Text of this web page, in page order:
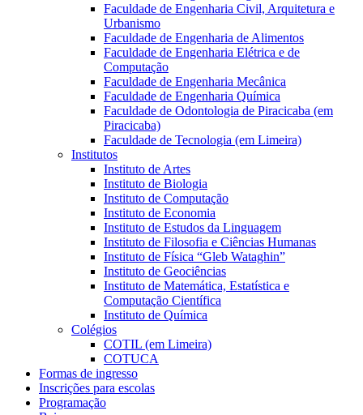
Faculdade de Engenharia Civil, Arquitetura e
Urbanismo
Faculdade de Engenharia de Alimentos
Faculdade de Engenharia Elétrica e de
Computação
Faculdade de Engenharia Mecânica
Faculdade de Engenharia Química
Faculdade de Odontologia de Piracicaba (em
Piracicaba)
Faculdade de Tecnologia (em Limeira)
Institutos
Instituto de Artes
Instituto de Biologia
Instituto de Computação
Instituto de Economia
Instituto de Estudos da Linguagem
Instituto de Filosofia e Ciências Humanas
Instituto de Física “Gleb Wataghin”
Instituto de Geociências
Instituto de Matemática, Estatística e
Computação Científica
Instituto de Química
Colégios
COTIL (em Limeira)
COTUCA
Formas de ingresso
Inscrições para escolas
Programação